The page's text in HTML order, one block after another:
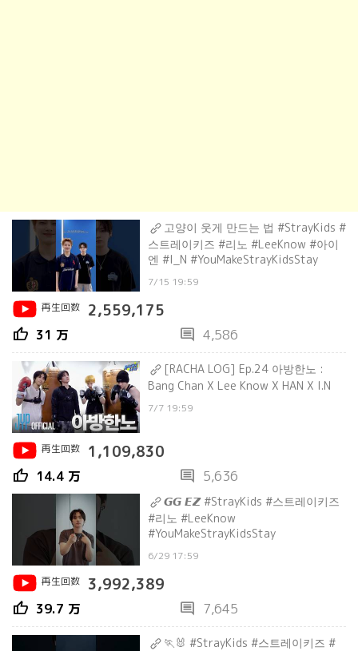
고양이 웃게 만드는 법 #StrayKids #
스트레이키즈 #리노 #LeeKnow #아이
엔 #I_N #YouMakeStrayKidsStay
7/15 19:59
再生回数
2,559,175
thumb_up 31 万 comment 4,586
[RACHA LOG] Ep.24 아방한노 :
Bang Chan X Lee Know X HAN X I.N
7/7 19:59
再生回数 1,109,830
thumb_up 14.4 万 comment 5,636
𝙂𝙂 𝙀𝙕 #StrayKids #스트레이키즈
#리노 #LeeKnow
#YouMakeStrayKidsStay
6/29 17:59
再生回数
3,992,389
thumb_up 39.7 万 comment 7,645
🏃🐰 #StrayKids #스트레이키즈 #